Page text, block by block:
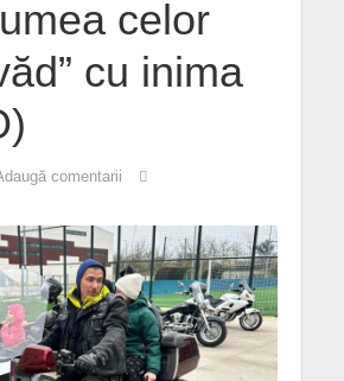
celor
cu inima
comentarii